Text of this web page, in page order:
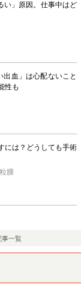
い」原因。仕事中はど
血」は心配ないこと
性も
には？どうしても手術
腫
事一覧